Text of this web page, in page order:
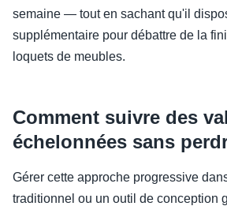
semaine — tout en sachant qu'il
supplémentaire pour débattre de la
loquets de meubles.
Comment suivre des
échelonnées sans
Gérer cette approche progressive
traditionnel ou un outil de conception